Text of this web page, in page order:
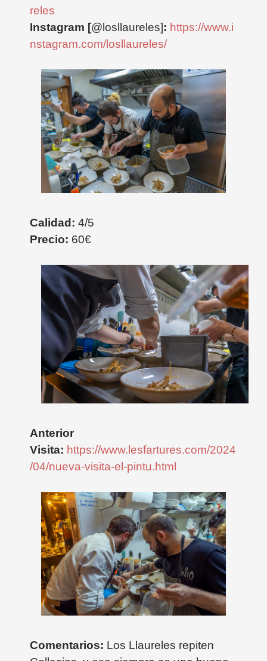
reles
Instagram [@losllaureles]: https://www.i
nstagram.com/losllaureles/
Calidad: 4/5
Precio: 60€
Anterior
Visita: https://www.lesfartures.com/2024
/04/nueva-visita-el-pintu.html
Comentarios: Los Llaureles repiten